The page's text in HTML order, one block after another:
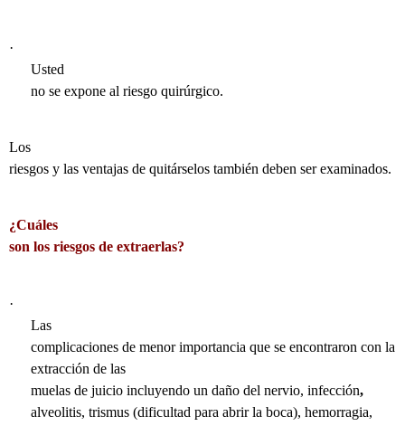
·
Usted
no se expone al riesgo quirúrgico.
Los
riesgos y las ventajas de quitárselos también deben ser examinados.
¿Cuáles
son los riesgos de extraerlas?
·
Las
complicaciones de menor importancia que se encontraron con la
extracción de las
muelas de juicio incluyendo un daño del nervio, infección,
alveolitis, trismus (dificultad para abrir la boca), hemorragia,